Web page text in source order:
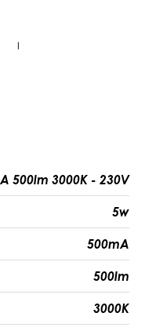
500lm 3000K - 230V
5w
500mA
500lm
3000K